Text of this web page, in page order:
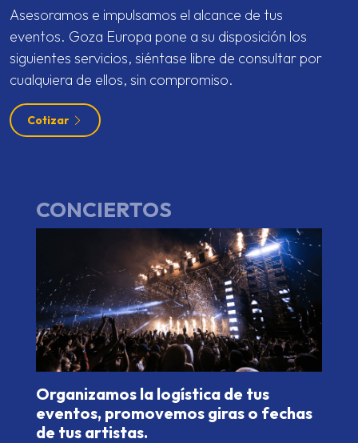
Asesoramos e impulsamos el alcance de tus
eventos. Goza Europa pone a su disposición los
siguientes servicios, siéntase libre de consultar por
cualquiera de ellos, sin compromiso.
Cotizar
CONCIERTOS
Organizamos la logística de tus
eventos, promovemos giras o fechas
de tus artistas.